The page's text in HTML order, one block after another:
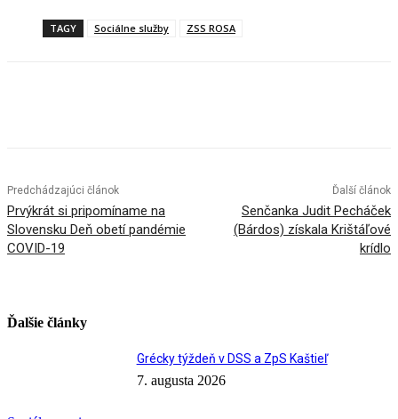
TAGY Sociálne služby ZSS ROSA
Predchádzajúci článok
Prvýkrát si pripomíname na
Slovensku Deň obetí pandémie
COVID-19
Ďalší článok
Senčanka Judit Pecháček
(Bárdos) získala Krištáľové
krídlo
Ďalšie články
Grécky týždeň v DSS a ZpS Kaštieľ
7. augusta 2026